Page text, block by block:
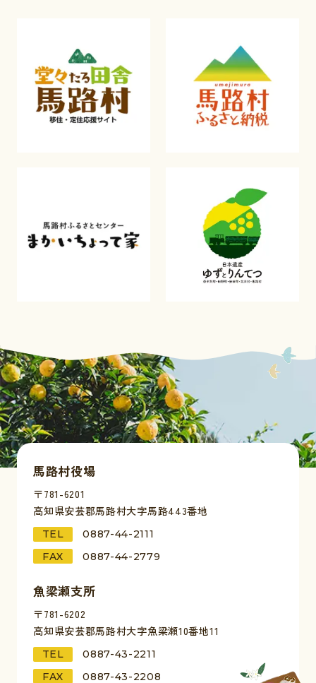
馬路村役場
〒781-6201
高知県安芸郡馬路村大字馬路443番地
TEL
0887-44-2111
FAX
0887-44-2779
魚梁瀬支所
〒781-6202
高知県安芸郡馬路村大字魚梁瀬10番地11
TEL
0887-43-2211
FAX
0887-43-2208